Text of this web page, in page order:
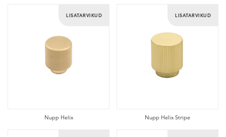
LISATARVIKUD
Nupp Helix
LISATARVIKUD
Nupp Helix Stripe